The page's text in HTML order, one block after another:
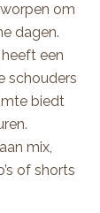
om
dagen.
een
schouders
biedt
mix,
of shorts